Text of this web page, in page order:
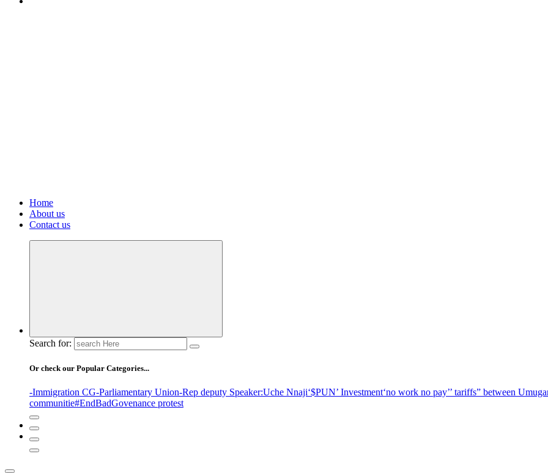
Home
About us
Contact us
Search for:
Or check our Popular Categories...
-Immigration CG-Parliamentary Union-Rep deputy Speaker:Uche Nnaji‘$PUN’ Investment‘no work no pay’’ tariffs” between
communitie#EndBadGovenance protest